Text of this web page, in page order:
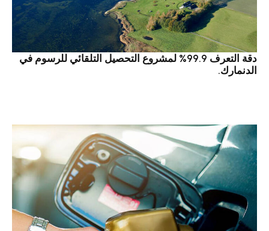
دقة التعرف 99.9% لمشروع التحصيل التلقائي للرسوم في
الدنمارك.